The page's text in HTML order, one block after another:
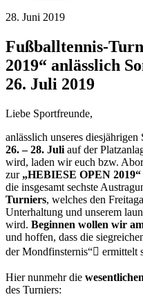
28. Juni 2019
Fußballtennis-
2019“ anlässlich
26. Juli 2019
Liebe Sportfreunde,
anlässlich unseres diesjährigen
26. – 28. Juli auf der
wird, laden wir euch bzw.
zur „HEBIESE OPEN 2019“
die insgesamt sechste
Turniers, welches den
Unterhaltung und unserem
wird. Beginnen wollen wir
und hoffen, dass die
der Mondfinsternis“ ermittelt
Hier nunmehr die
des Turniers: